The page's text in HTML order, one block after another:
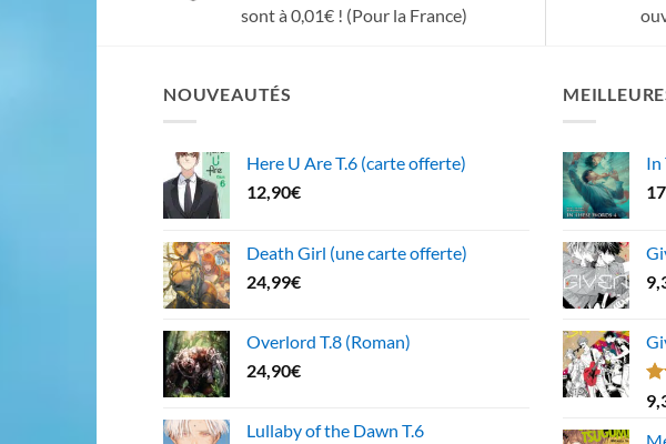
sont à 0,01€ ! (Pour la France)
NOUVEAUTÉS
Here U Are T.6 (carte offerte)
12,90€
Death Girl (une carte offerte)
24,99€
Overlord T.8 (Roman)
24,90€
Lullaby of the Dawn T.6
In
5